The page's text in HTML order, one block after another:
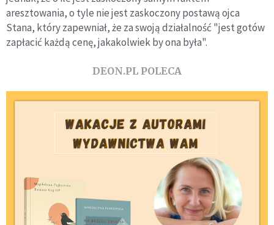
aresztowania, o tyle nie jest zaskoczony postawą ojca
Stana, który zapewniał, że za swoją działalność "jest gotów
zapłacić każdą cenę, jakakolwiek by ona była".
DEON.PL POLECA